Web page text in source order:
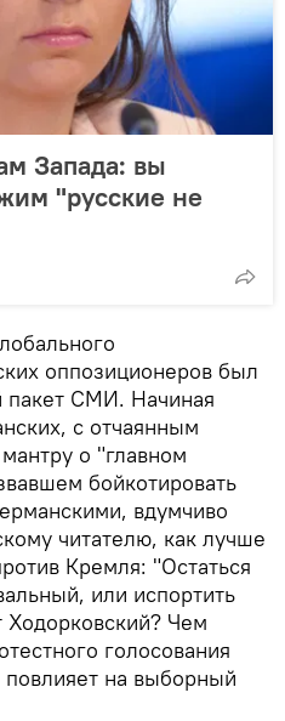
Запада: вы
"русские не
оппозиционеров был
пакет СМИ. Начиная
с отчаянным
о "главном
бойкотировать
вдумчиво
читателю, как лучше
Кремля: "Остаться
или испортить
Ходорковский? Чем
голосования
на выборный